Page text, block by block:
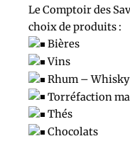
Le Comptoir des
choix de produits :
Bières
Vins
Rhum – Whisky
Torréfaction
Thés
Chocolats